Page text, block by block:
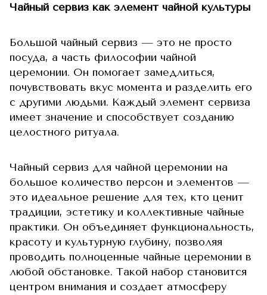
Чайный сервиз как элемент чайной культуры
Большой чайный сервиз — это не просто
посуда, а часть философии чайной
церемонии. Он помогает замедлиться,
почувствовать вкус момента и разделить его
с другими людьми. Каждый элемент сервиза
имеет значение и способствует созданию
целостного ритуала.
Чайный сервиз для чайной церемонии на
большое количество персон и элементов —
это идеальное решение для тех, кто ценит
традиции, эстетику и коллективные чайные
практики. Он объединяет функциональность,
красоту и культурную глубину, позволяя
проводить полноценные чайные церемонии в
любой обстановке. Такой набор становится
центром внимания и создает атмосферу